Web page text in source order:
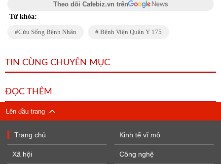
Theo dõi Cafebiz.vn trên
Từ khóa:
Cứu Sống Bệnh Nhân Bệnh Viện Quân Y 175
TIN CÙNG CHUYÊN MỤC
ĐỌC THÊM
Lên đầu trang
Trang chủ
Xã hội
Kinh tế vĩ mô
Công nghệ